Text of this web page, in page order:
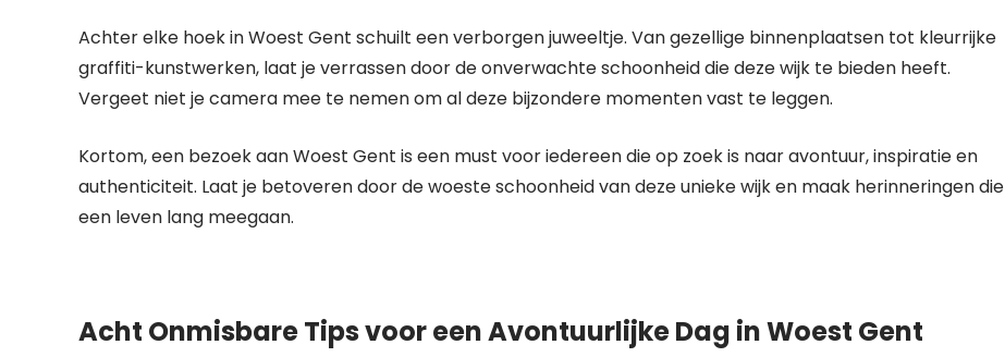
Achter elke hoek in Woest Gent schuilt een verborgen juweeltje. Van gezellige binnenplaatsen tot kleurrijke
graffiti-kunstwerken, laat je verrassen door de onverwachte schoonheid die deze wijk te bieden heeft.
Vergeet niet je camera mee te nemen om al deze bijzondere momenten vast te leggen.
Kortom, een bezoek aan Woest Gent is een must voor iedereen die op zoek is naar avontuur, inspiratie en
authenticiteit. Laat je betoveren door de woeste schoonheid van deze unieke wijk en maak herinneringen die
een leven lang meegaan.
Acht Onmisbare Tips voor een Avontuurlijke Dag in Woest Gent